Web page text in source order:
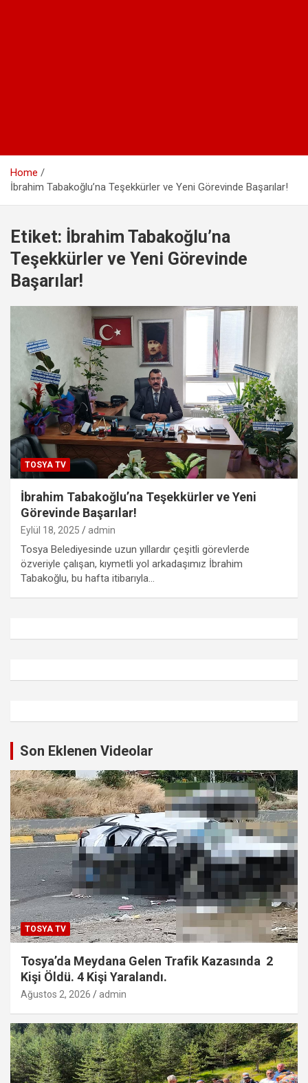
Home
İbrahim Tabakoğlu’na Teşekkürler ve Yeni Görevinde Başarılar!
Etiket: İbrahim Tabakoğlu’na
Teşekkürler ve Yeni Görevinde
Başarılar!
TOSYA TV
İbrahim Tabakoğlu’na Teşekkürler ve Yeni
Görevinde Başarılar!
Eylül 18, 2025 admin
Tosya Belediyesinde uzun yıllardır çeşitli görevlerde
özveriyle çalışan, kıymetli yol arkadaşımız İbrahim
Tabakoğlu, bu hafta itibarıyla…
Son Eklenen Videolar
TOSYA TV
Tosya’da Meydana Gelen Trafik Kazasında 2
Kişi Öldü. 4 Kişi Yaralandı.
Ağustos 2, 2026 admin